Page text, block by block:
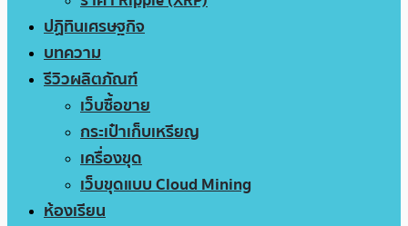
ปฏิทินเศรษฐกิจ
บทความ
รีวิวผลิตภัณฑ์
เว็บซื้อขาย
กระเป๋าเก็บเหรียญ
เครื่องขุด
เว็บขุดแบบ Cloud Mining
ห้องเรียน